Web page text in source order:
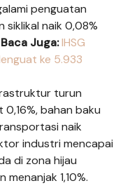
penguatan
siklikal naik 0,08%
Baca Juga:IHSG
ke 5.933
turun
bahan baku
naik
industri mencapai
di zona hijau
1,10%.